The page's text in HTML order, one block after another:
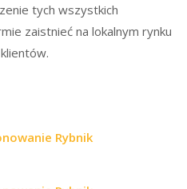
tych wszystkich
zaistnieć na lokalnym rynku
Rybnik